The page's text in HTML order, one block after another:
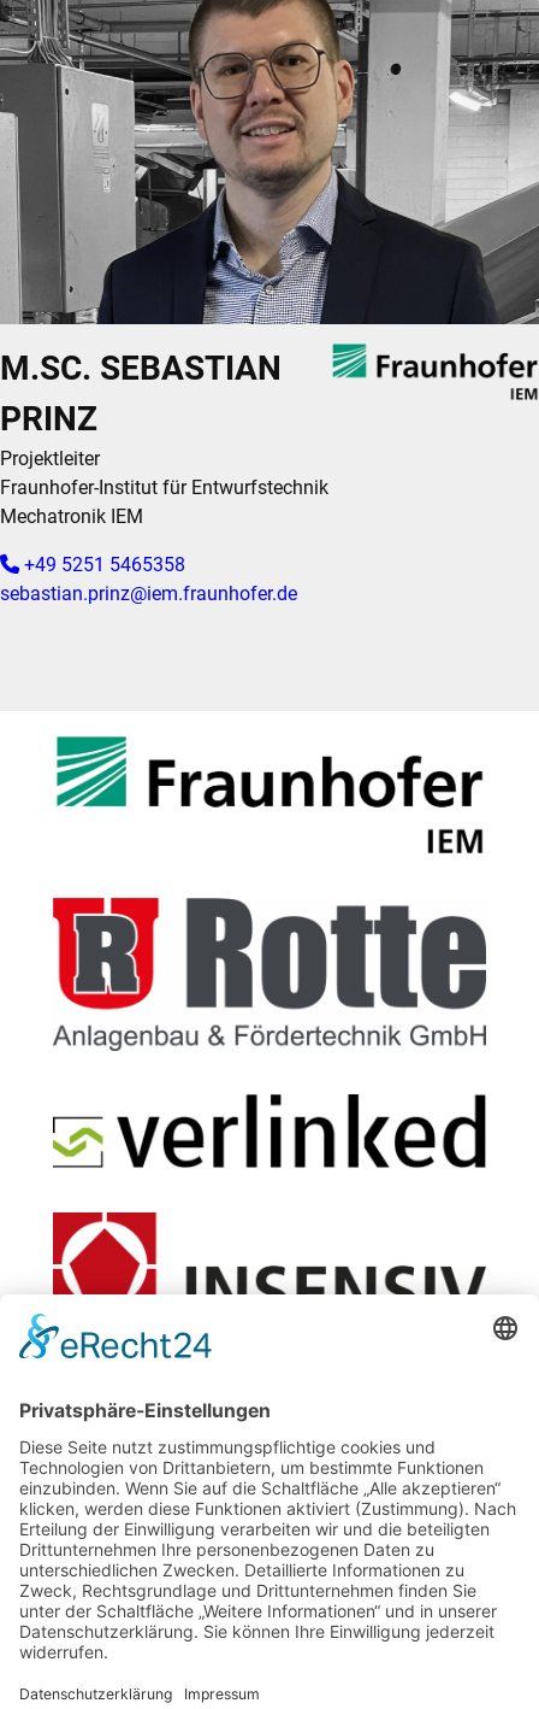
M.SC. SEBASTIAN
PRINZ
Projektleiter
Fraunhofer-Institut für Entwurfstechnik
Mechatronik IEM
+49 5251 5465358
sebastian.prinz@iem.fraunhofer.de
Innovationsflughafen PAD
am Flughafen Paderborn/Lippstadt
Flughafenstraße 33
33142 Büren
02955 770